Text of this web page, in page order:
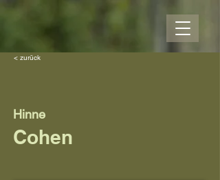
< zurück
Hinne
Cohen